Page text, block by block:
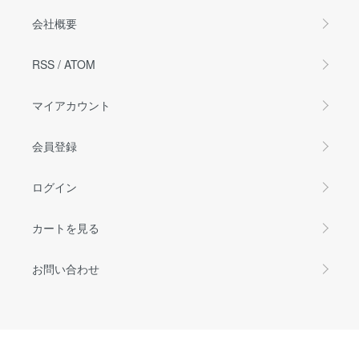
会社概要
RSS / ATOM
マイアカウント
会員登録
ログイン
カートを見る
お問い合わせ